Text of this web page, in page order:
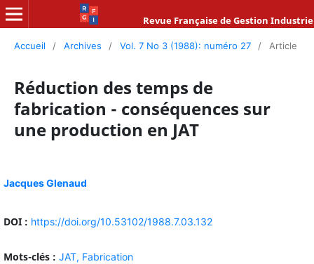
Revue Française de Gestion
Accueil / Archives / Vol. 7 No 3 (1988): numéro 27 / Article
Réduction des temps de
fabrication - conséquences sur
une production en JAT
Jacques Glenaud
DOI : https://doi.org/10.53102/1988.7.03.132
Mots-clés : JAT, Fabrication